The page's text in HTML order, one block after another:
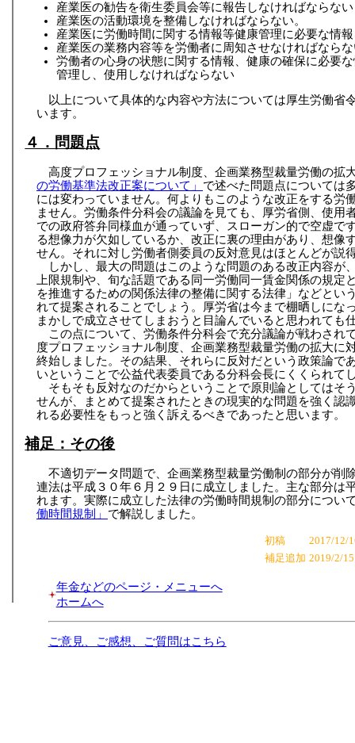
産業医の勧告を衛生委員会等に報告しなければならない
産業医の活動環境を整備しなければならない。
産業医に労働時間に関する情報等健康管理に必要な情
産業医の業務内容等を労働者に周知させなければなら
労働者の心身の状態に関する情報、健康の確保に必要
管理し、使用しなければならない
以上について具体的な内容や方法については厚生労働省
います。
４．問題点
高度プロフェッショナル制度、企画業務型裁量労働の拡
の労働基準法改正案について」 で述べた問題点については
には変わっていません。何よりもこのような改正をする労
ません。労働条件分科会の議論を見ても、厚労省側、使用
での政府答弁同様血が通っていず、スローガン的で空虚で
る想像力が欠如しているか、改正に裏の理由があり、想像
せん。それに対し労働者側委員の反対意見はほとんどが説
しかし、最大の問題はこのような問題のある改正内容が
上限規制や、旬な話題である同一労働同一賃金関係の規定
を推進するための関係法律の整備に関する法律」などとい
れて提案されることでしょう。厚労省は今まで棚晒しにな
まかしで成立させてしまおうと目論んでいると思われても
この点について、労働条件分科会で充分議論が戦わされ
度プロフェッショナル制度、企画業務型裁量労働の拡大に
終始しました。その結果、それらに反対だという政策論で
いということで公益代表委員である分科会長にくくられて
そもそも反対なのだからということで原則論としてはそ
せんが、まとめて提案されたときの現実的な問題を強く認
れる必要性をもっと強く訴えるべきであったと思います。
補足：その後
不適切データ問題で、企画業務型裁量労働制の部分が削
連法は平成３０年６月２９日に成立しました。主な部分は
れます。実際に成立した法律の労働時間規制の部分につい
働時間規制」 で解説しました。
初稿
2017/12/
補足追加 2019/2/15
年金などのページ・メニューへ
ホームへ
ご意見、ご感想、ご質問はこちら